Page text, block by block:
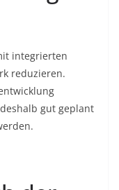
integrierten
reduzieren.
gut geplant